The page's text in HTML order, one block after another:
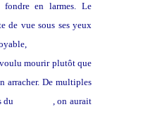
en larmes. Le
de vue sous ses yeux
voulu mourir plutôt que
arracher. De multiples
du
, on aurait